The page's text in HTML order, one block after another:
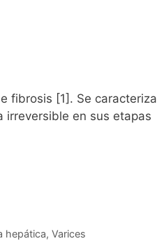
fibrosis [1]. Se caracteriza
irreversible en sus etapas
hepática,Varices